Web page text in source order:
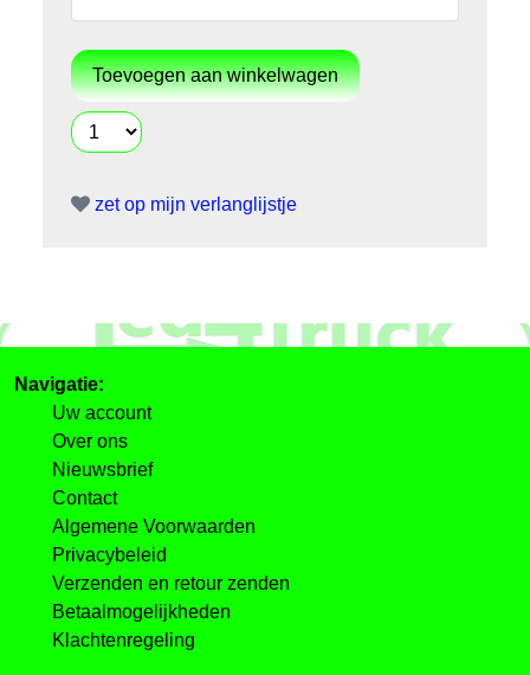
zet op mijn verlanglijstje
Navigatie:
Uw account
Over ons
Nieuwsbrief
Contact
Algemene Voorwaarden
Privacybeleid
Verzenden en retour zenden
Betaalmogelijkheden
Klachtenregeling